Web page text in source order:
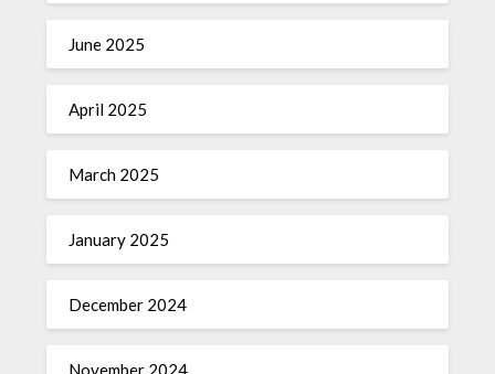
June 2025
April 2025
March 2025
January 2025
December 2024
November 2024